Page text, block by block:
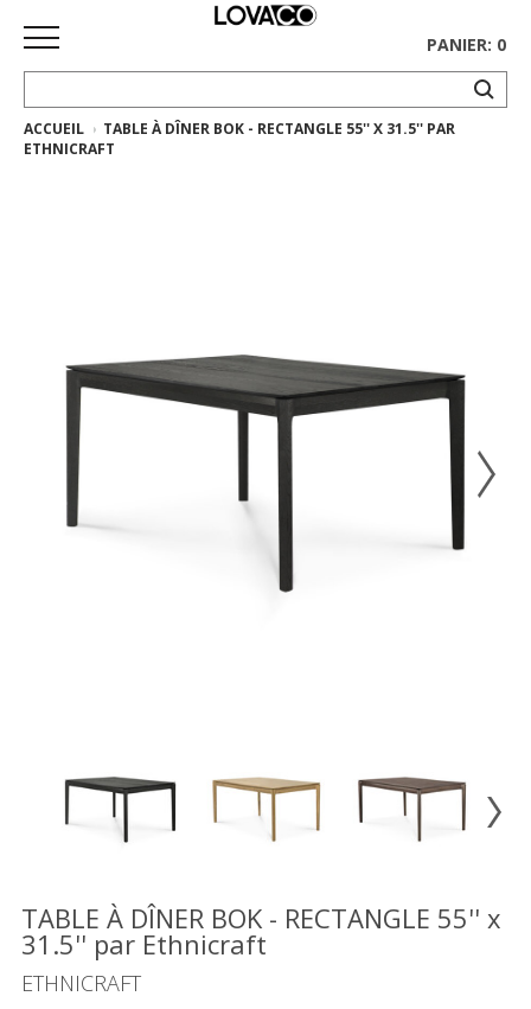
ACCUEIL
Collection
Gus*
Tapis
Vente
LISTE
SOUHAITS
PANIER: 0
ACCUEIL
TABLE À DÎNER BOK - RECTANGLE 55'' X 31.5'' PAR
ETHNICRAFT
TABLE À DÎNER BOK - RECTANGLE 55'' x
31.5'' par Ethnicraft
ETHNICRAFT